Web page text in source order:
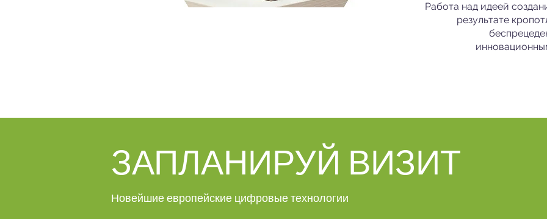
Работа над идеей
результате
ЗАПЛАНИРУЙ ВИЗИТ
Новейшие европейские цифровые технологии